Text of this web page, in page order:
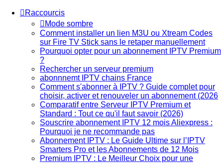
Raccourcis
Mode sombre
Comment installer un lien M3U ou Xtream Codes
sur Fire TV Stick sans le retaper manuellement
Pourquoi opter pour un abonnement IPTV Premium
?
Rechercher un serveur premium
abonnnemt IPTV chains France
Comment s'abonner à IPTV ? Guide complet pour
choisir, activer et renouveler un abonnement (2026
Comparatif entre Serveur IPTV Premium et
Standard : Tout ce qu'il faut savoir (2026)
Souscrire abonnement IPTV 12 mois Aliexpress :
Pourquoi je ne recommande pas
Abonnement IPTV : Le Guide Ultime sur l’IPTV
Smarters Pro et les Abonnements de 12 Mois
Premium IPTV : Le Meilleur Choix pour une